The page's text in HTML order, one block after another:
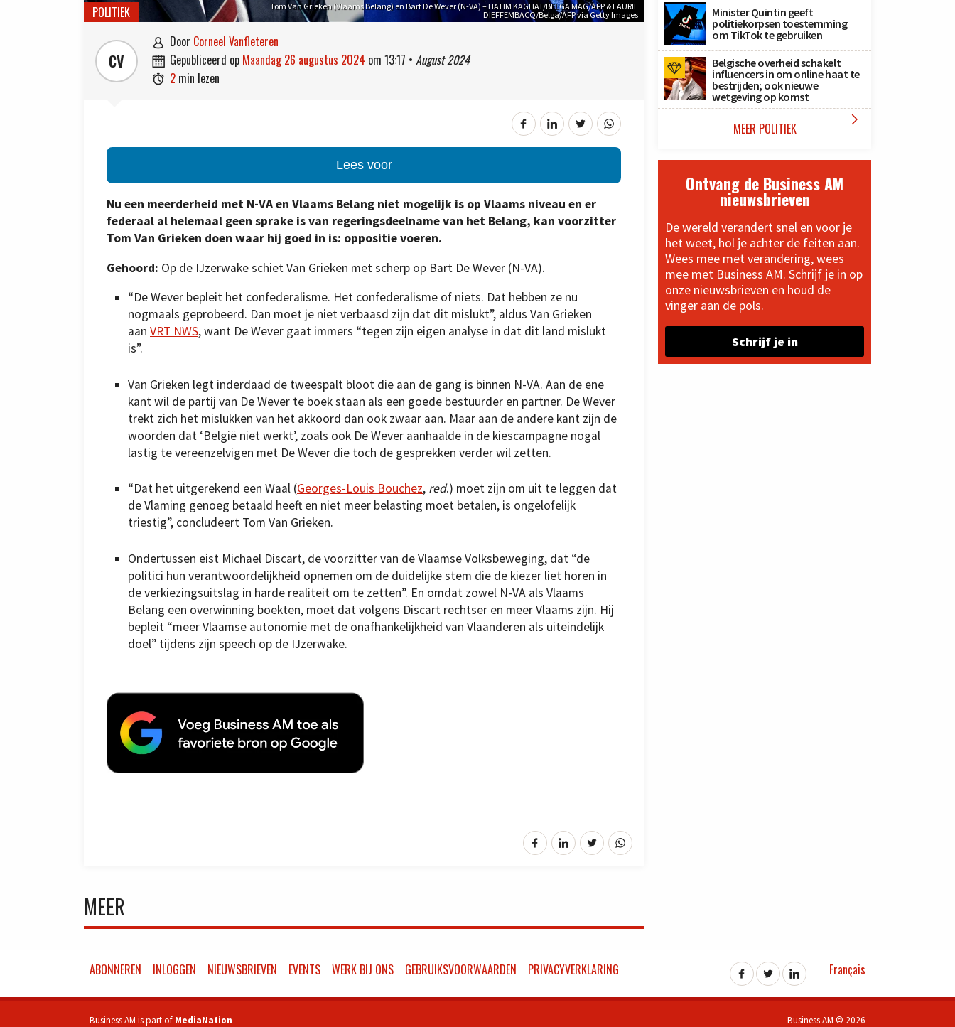
Tom Van Grieken (Vlaams Belang) en Bart De Wever (N-VA) – HATIM KAGHAT/BELGA MAG/AFP & LAURIE
DIEFFEMBACQ/Belga/AFP via Getty Images
POLITIEK
CV
 door Corneel Vanfleteren
 gepubliceerd op maandag 26 augustus 2024 om 13:17 • August 2024
 2 min lezen
Lees voor
Nu een meerderheid met N-VA en Vlaams Belang niet mogelijk is op Vlaams niveau en er
federaal al helemaal geen sprake is van regeringsdeelname van het Belang, kan voorzitter
Tom Van Grieken doen waar hij goed in is: oppositie voeren.
Gehoord: Op de IJzerwake schiet Van Grieken met scherp op Bart De Wever (N-VA).
“De Wever bepleit het confederalisme. Het confederalisme of niets. Dat hebben ze nu
nogmaals geprobeerd. Dan moet je niet verbaasd zijn dat dit mislukt”, aldus Van Grieken
aan VRT NWS, want De Wever gaat immers “tegen zijn eigen analyse in dat dit land mislukt
is”.
Van Grieken legt inderdaad de tweespalt bloot die aan de gang is binnen N-VA. Aan de ene
kant wil de partij van De Wever te boek staan als een goede bestuurder en partner. De Wever
trekt zich het mislukken van het akkoord dan ook zwaar aan. Maar aan de andere kant zijn de
woorden dat ‘België niet werkt’, zoals ook De Wever aanhaalde in de kiescampagne nogal
lastig te vereenzelvigen met De Wever die toch de gesprekken verder wil zetten.
“Dat het uitgerekend een Waal (Georges-Louis Bouchez, red.) moet zijn om uit te leggen dat
de Vlaming genoeg betaald heeft en niet meer belasting moet betalen, is ongelofelijk
triestig”, concludeert Tom Van Grieken.
Ondertussen eist Michael Discart, de voorzitter van de Vlaamse Volksbeweging, dat “de
politici hun verantwoordelijkheid opnemen om de duidelijke stem die de kiezer liet horen in
de verkiezingsuitslag in harde realiteit om te zetten”. En omdat zowel N-VA als Vlaams
Belang een overwinning boekten, moet dat volgens Discart rechtser en meer Vlaams zijn. Hij
bepleit “meer Vlaamse autonomie met de onafhankelijkheid van Vlaanderen als uiteindelijk
doel” tijdens zijn speech op de IJzerwake.
MEER
Minister Quintin geeft
politiekorpsen toestemming
om TikTok te gebruiken
Belgische overheid schakelt
influencers in om online haat te
bestrijden; ook nieuwe
wetgeving op komst
MEER POLITIEK 
Ontvang de Business AM
nieuwsbrieven
De wereld verandert snel en voor je
het weet, hol je achter de feiten aan.
Wees mee met verandering, wees
mee met Business AM. Schrijf je in op
onze nieuwsbrieven en houd de
vinger aan de pols.
Schrijf je in
ABONNEREN INLOGGEN NIEUWSBRIEVEN EVENTS WERK BIJ ONS GEBRUIKSVOORWAARDEN PRIVACYVERKLARING Français
Business AM is part of MediaNation Business AM © 2026